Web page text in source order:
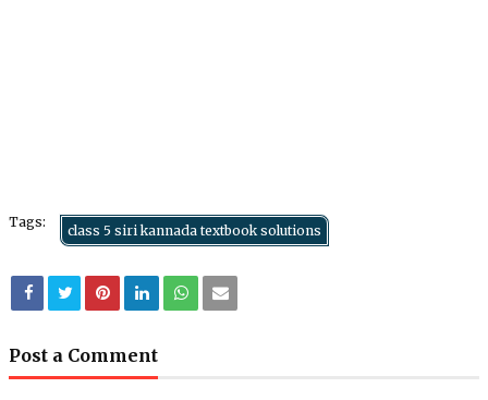
Tags:
class 5 siri kannada textbook solutions
Post a Comment